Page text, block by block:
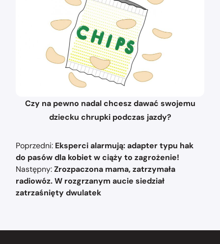
Czy na pewno nadal chcesz dawać swojemu
dziecku chrupki podczas jazdy?
Nawigacja
wpisu
Poprzedni: Eksperci alarmują: adapter typu hak
do pasów dla kobiet w ciąży to zagrożenie!
Następny:Zrozpaczona mama, zatrzymała
radiowóz. W rozgrzanym aucie siedział
zatrzaśnięty dwulatek